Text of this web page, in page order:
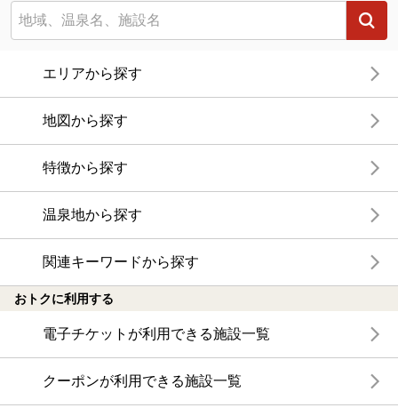
エリアから探す
地図から探す
特徴から探す
温泉地から探す
関連キーワードから探す
おトクに利用する
電子チケットが利用できる施設一覧
クーポンが利用できる施設一覧